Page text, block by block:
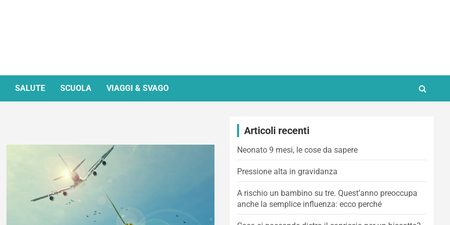
SALUTE SCUOLA VIAGGI & SVAGO
Articoli recenti
Neonato 9 mesi, le cose da sapere
Pressione alta in gravidanza
A rischio un bambino su tre. Quest’anno preoccupa
anche la semplice influenza: ecco perché